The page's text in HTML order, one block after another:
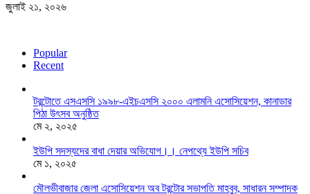
জুলাই ২১, ২০২৬
Popular
Recent
টরন্টোতে এসএসসি ১৯৯৮-এইচএসসি ২০০০ এলামনি এসোসিয়েশন, কানাডার
পিঠা উৎসব অনুষ্ঠিত
মে ২, ২০২৫
ইউপি সদস্যদের বাধা দেয়ার অভিযোগ।। নেপথ্যে ইউপি সচিব
মে ১, ২০২৫
মৌলভীবাজার জেলা এসোসিয়েশন অব টরন্টোর সভাপতি মাহবুব, সাধারন সম্পাদক